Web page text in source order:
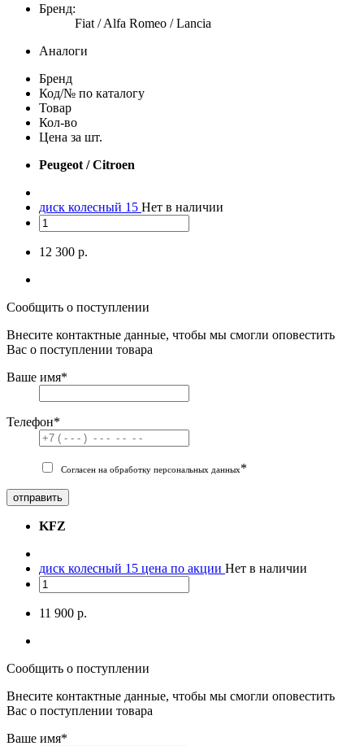
Бренд:
Fiat / Alfa Romeo / Lancia
Аналоги
Бренд
Код/№ по каталогу
Товар
Кол-во
Цена за шт.
Peugeot / Citroen
диск колесный 15 Нет в наличии
12 300 р.
Сообщить о поступлении
Внесите контактные данные, чтобы мы смогли оповестить
Вас о поступлении товара
Ваше имя*
Телефон*
Согласен на обработку персональных данных*
отправить
KFZ
диск колесный 15 цена по акции Нет в наличии
11 900 р.
Сообщить о поступлении
Внесите контактные данные, чтобы мы смогли оповестить
Вас о поступлении товара
Ваше имя*